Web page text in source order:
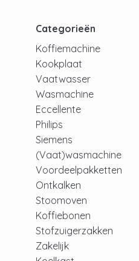
Categorieën
Koffiemachine
Kookplaat
Vaatwasser
Wasmachine
Eccellente
Philips
Siemens
(Vaat)wasmachine
Voordeelpakketten
Ontkalken
Stoomoven
Koffiebonen
Stofzuigerzakken
Zakelijk